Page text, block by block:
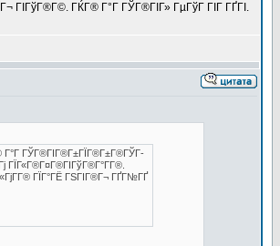
ГІГўГ®Г©. ГЌГ® Г°Г ГЎГ®ГІГ» ГµГўГ ГІГ ГҐГІ.
Г°Г ГЎГ®ГІГ®Г±ГЇГ®Г±Г®ГЎГ­
ГЇГ«Г®Г¤Г®ГІГўГ®Г°Г­Г®.
ГЇГ°ГЁ ГЅГІГ®Г¬ ГҐГ№ГҐ